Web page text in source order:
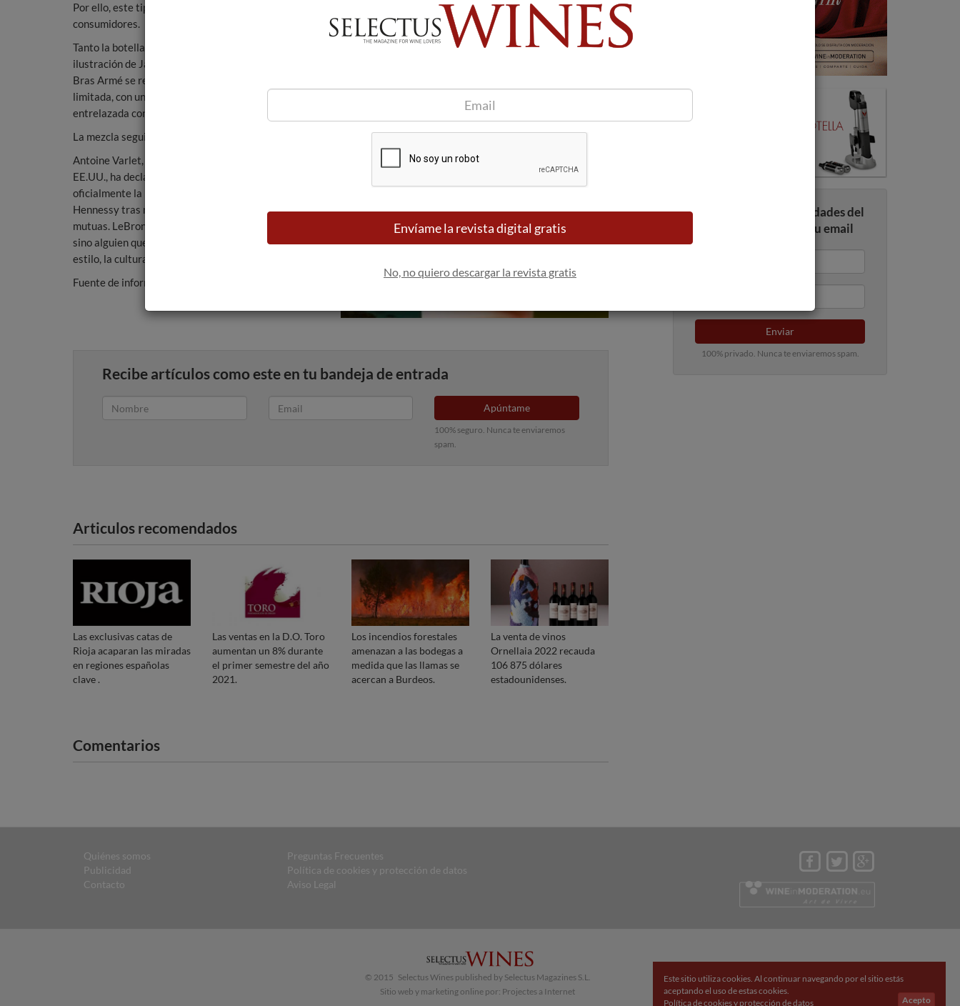
Por ello, este tipo de asociaciones serán fundamentales para los productores de coñac que deseen captar nuevos
consumidores.
Tanto la botella como la caja de regalo muestran una
ilustración de James en morado y naranja. El Hennessy
Bras Armé se reimagina en el envase de la edición
limitada, con una funda en homenaje a James y
entrelazada con su característica corona.
La mezcla seguirá siendo la misma.
Antoine Varlet, vicepresidente senior de Hennessy
EE.UU., ha declarado: «Estamos encantados de dar
oficialmente la bienvenida a LeBron James a la familia
Hennessy tras muchos años de admiración y amistad
mutuas. LeBron no es sólo una estrella del baloncesto,
sino alguien que redefine los límites en el deporte, el
estilo, la cultura y más allá».
Fuente de información:
Recibe artículos como este en tu bandeja de entrada
Apúntame
100% seguro. Nunca te enviaremos
spam.
Articulos recomendados
Las exclusivas catas de
Rioja acaparan las miradas
en regiones españolas
clave .
Las ventas en la D.O. Toro
aumentan un 8% durante
el primer semestre del año
2021.
Los incendios forestales
amenazan a las bodegas a
medida que las llamas se
acercan a Burdeos.
La venta de vinos
Ornellaia 2022 recauda
106 875 dólares
estadounidenses.
Comentarios
Recibe todas las novedades del
mundo del vino en tu email
Enviar
100% privado. Nunca te enviaremos spam.
Quiénes somos
Publicidad
Contacto
Preguntas Frecuentes
Política de cookies y protección de datos
Aviso Legal
© 2015 Selectus Wines published by Selectus Magazines S.L.
Sitio web y marketing online por: Projectes a Internet
Envíame la revista digital gratis
No, no quiero descargar la revista gratis
Este sitio utiliza cookies. Al continuar navegando por el sitio estás
aceptando el uso de estas cookies.
Acepto
Política de cookies y protección de datos